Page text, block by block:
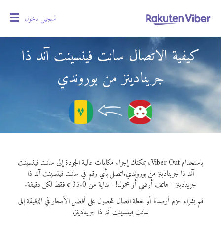
تسجيل دخول
كيفية الاتصال سانت فينسينت آند ذا
جرينادينز من بوروندي
باستخدام Viber Out، يمكنك إجراء مكالمات عالية الجودة إلى سانت فينسينت
آند ذا جرينادينز من بوروندي.اتصل بأي رقم في سانت فينسينت آند ذا
جرينادينز - هاتف أرضي أو محمول! - بداية من 35.0 ¢ فقط لكل دقيقة.
قم بشراء حزم أرصدة أو خطة اتصال للحصول على أفضل الأسعار في الدقيقة إلى
سانت فينسينت آند ذا جرينادينز.